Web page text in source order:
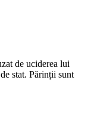
de uciderea lui
stat. Părinții sunt